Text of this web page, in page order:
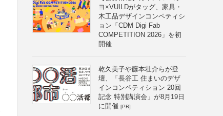
ヨ×VUILDがタッグ、家具・
木工品デザインコンペティシ
ョン「CDM Digi Fab
COMPETITION 2026」を初
開催
乾久美子や藤本壮介らが登
壇、「長谷工 住まいのデザ
インコンペティション 20回
記念 特別講演会」が8月19日
に開催 [PR]